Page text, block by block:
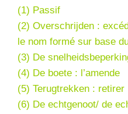
(1) Passif
(2) Overschrijden :
le nom formé sur base
(3) De
(4) De boete : l’amende
(5) Terugtrekken : retirer
(6) De echtgenoot/ de